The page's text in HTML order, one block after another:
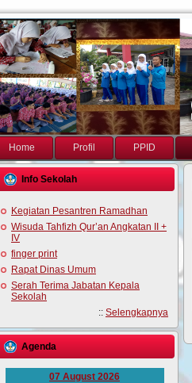
Home Profil PPID
Info Sekolah
Kegiatan Pesantren Ramadhan
Wisuda Tahfizh Qur’an Angkatan II +
IV
finger print
Rapat Dinas Umum
Serah Terima Jabatan Kepala
Sekolah
:: Selengkapnya
Agenda
07 August 2026